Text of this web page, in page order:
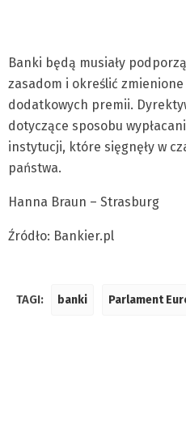
Banki będą musiały
zasadom i określić
dodatkowych premii.
dotyczące sposobu
instytucji, które sięgnęły w
państwa.
Hanna Braun – Strasburg
Źródło: Bankier.pl
TAGI: banki Parlament